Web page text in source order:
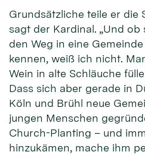
Grundsätzliche teile er die
sagt der Kardinal. „Und
den Weg in eine
kennen, weiß ich nicht.
Wein in alte Schläuche
Dass sich aber gerade in
Köln und Brühl neue
jungen Menschen
Church-Planting – und
hinzukämen, mache ihm